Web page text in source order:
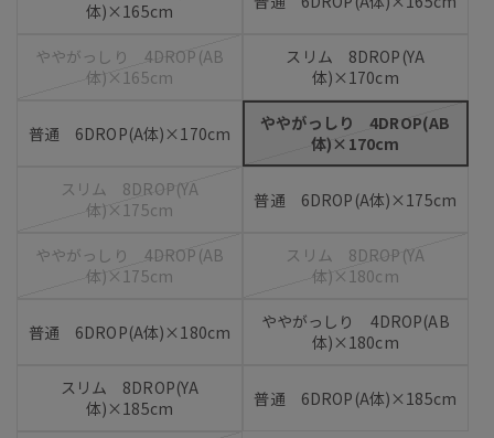
体)×165cm
ややがっしり 4DROP(AB
体)×165cm
スリム 8DROP(YA
体)×170cm
普通 6DROP(A体)×170cm
ややがっしり 4DROP(AB
体)×170cm
スリム 8DROP(YA
体)×175cm
普通 6DROP(A体)×175cm
ややがっしり 4DROP(AB
体)×175cm
スリム 8DROP(YA
体)×180cm
普通 6DROP(A体)×180cm
ややがっしり 4DROP(AB
体)×180cm
スリム 8DROP(YA
体)×185cm
普通 6DROP(A体)×185cm